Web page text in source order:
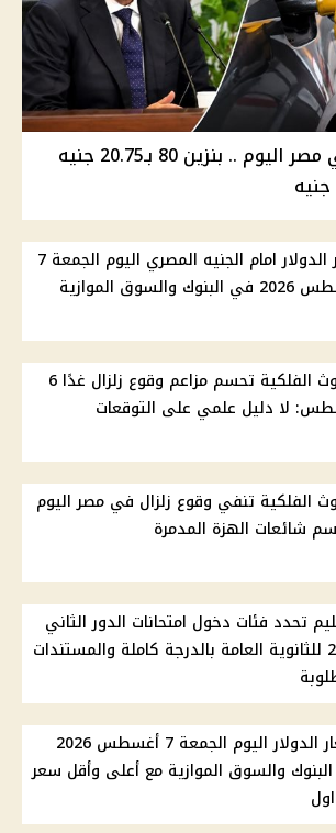
أسعار الوقود في مصر اليوم .. بنزين 80 بـ20.75 جنيه
سعر الدولار امام الجنيه المصري اليوم الجمعة 7
والسوق الموازية
البحوث الفلكية تحسم مزاعم وقوع زلزال غدًا 6
لا دليل علمي على التوقعات
الفلكية تنفي وقوع زلزال في مصر اليوم
شائعات الهزة المدمرة
تحدد فئات دخول امتحانات الدور الثاني
2026 للثانوية العامة بالدرجة كاملة والمستندات
أسعار الدولار اليوم الجمعة 7 أغسطس 2026
والسوق الموازية مع أعلى وأقل سعر